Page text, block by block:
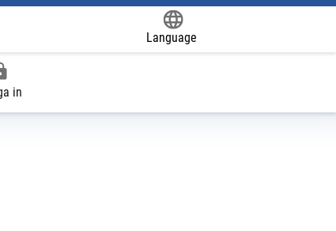
Language
in